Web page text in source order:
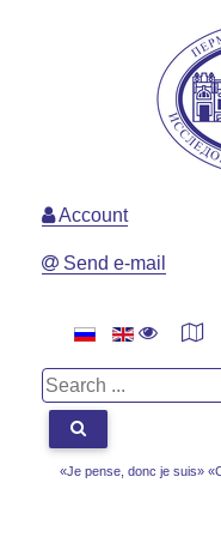
«Je pense, donc je suis»
Account
Send e-mail